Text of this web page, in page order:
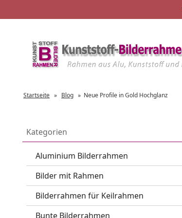
Startseite » Blog » Neue Profile in Gold Hochglanz
Kategorien
Aluminium Bilderrahmen
Bilder mit Rahmen
Bilderrahmen für Keilrahmen
Bunte Bilderrahmen